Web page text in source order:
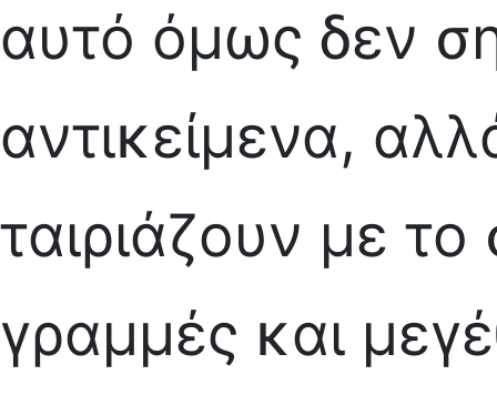
αυτό όμως δεν
αντικείμενα,
ταιριάζουν με
γραμμές και